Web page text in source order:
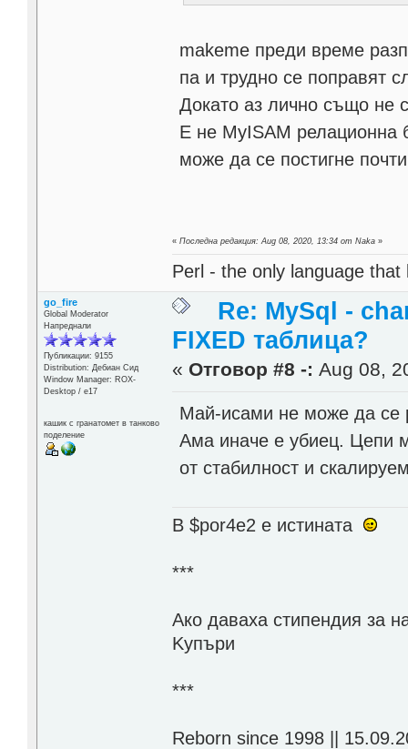
makeme преди време
па и трудно се поправят
Докато аз лично също не
Е не MyISAM релационна
може да се постигне
«Последна редакция: Aug 08, 2020, 13:34 от Naka »
Perl - the only language
go_fire
Global Moderator
Напреднали
Публикации: 9155
Distribution: Дебиан Сид
Window Manager: ROX-
Desktop / е17
кашик с гранатомет в танково
поделение
Re: MySql -
FIXED таблица?
« Отговор #8 -: Aug 08,
Май-исами не може да се
Ама иначе е убиец. Цепи
от стабилност и
В $por4e2 e истината
***
Aко даваха стипендия за
Kупъри
***
Reborn since 1998 ||